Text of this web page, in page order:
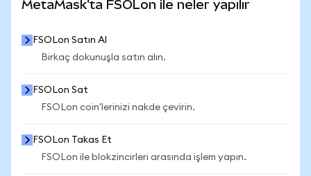
MetaMask'ta FSOLon ile neler yapılır
FSOLon Satın Al
Birkaç dokunuşla satın alın.
FSOLon Sat
FSOLon coin'lerinizi nakde çevirin.
FSOLon Takas Et
FSOLon ile blokzincirleri arasında işlem yapın.